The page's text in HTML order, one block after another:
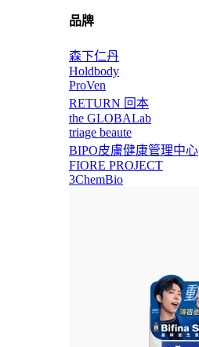
品牌
森下仁丹
Holdbody
ProVen
RETURN 回本
the GLOBALab
triage beaute
BIPO皮膚健康管理中心
FIORE PROJECT
3ChemBio